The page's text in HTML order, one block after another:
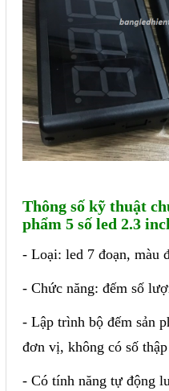
Thông số kỹ thuật
phẩm 5 số led 2.3
- Loại: led 7 đoạn, màu
- Chức năng: đếm số
- Lập trình bộ đếm sản
đơn vị, không có số thập
- Có tính năng tự động